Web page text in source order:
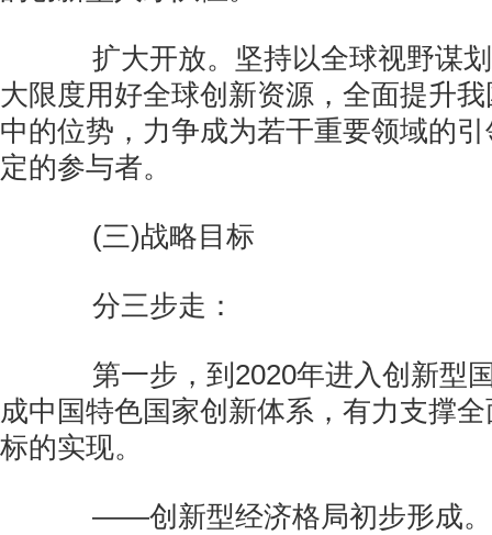
扩大开放。坚持以全球视野谋划
大限度用好全球创新资源，全面提升
中的位势，力争成为若干重要领域的
定的参与者。
(三)战略目标
分三步走：
第一步，到2020年进入创新型
成中国特色国家创新体系，有力支撑
标的实现。
——创新型经济格局初步形成。